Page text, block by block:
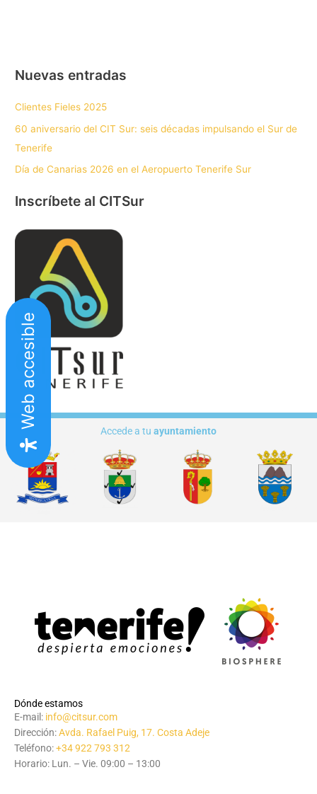
Nuevas entradas
Clientes Fieles 2025
60 aniversario del CIT Sur: seis décadas impulsando el Sur de
Tenerife
Día de Canarias 2026 en el Aeropuerto Tenerife Sur
Inscríbete al CITSur
Accede a tu ayuntamiento
Dónde estamos
E-mail: info@citsur.com
Dirección:Avda. Rafael Puig, 17. Costa Adeje
Teléfono:+34 922 793 312
Horario: Lun. – Vie. 09:00 – 13:00
Web accesible